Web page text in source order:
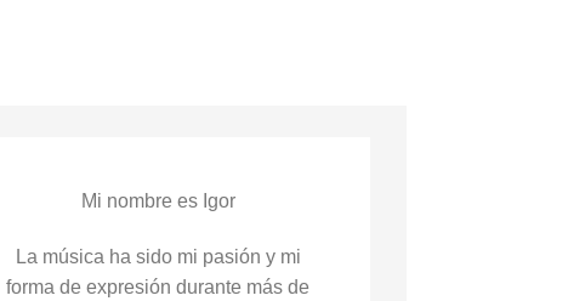
Mi nombre es Igor
La música ha sido mi pasión y mi
forma de expresión durante más de